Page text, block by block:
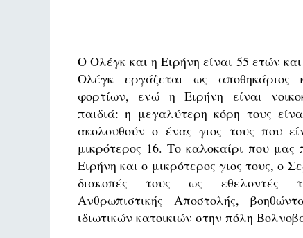
Ο Ολέγκ και η Ειρήνη είναι 55 ετών
Ολέγκ εργάζεται ως αποθηκάριος
φορτίων, ενώ η Ειρήνη είναι
παιδιά: η μεγαλύτερη κόρη τους
ακολουθούν ο ένας γιος τους που
μικρότερος 16. Το καλοκαίρι που
Ειρήνη και ο μικρότερος γιος τους, ο
διακοπές τους ως εθελοντές
Ανθρωπιστικής Αποστολής,
ιδιωτικών κατοικιών στην πόλη